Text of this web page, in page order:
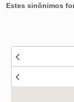
Cata-letras
Estes sinônimos
Nenhum dos